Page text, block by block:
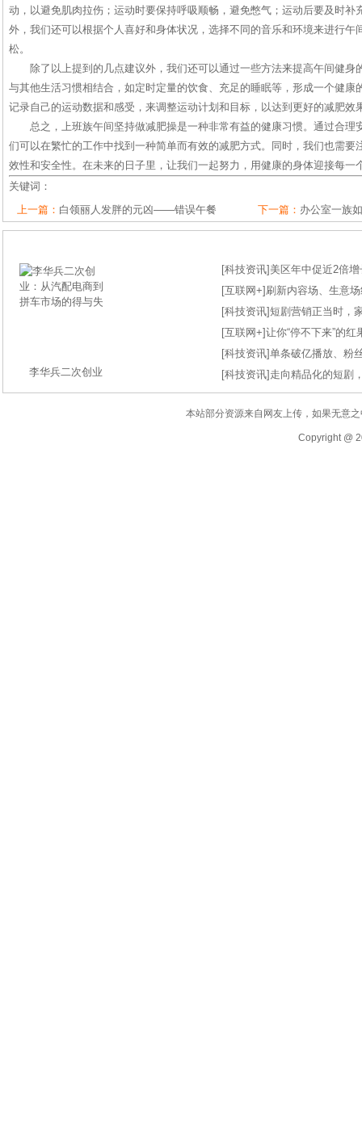
动，以避免肌肉拉伤；运动时要保持呼吸顺畅，避免憋气；运动后要及时补
外，我们还可以根据个人喜好和身体状况，选择不同的音乐和环境来进行午
松。
除了以上提到的几点建议外，我们还可以通过一些方法来提高午间健身
与其他生活习惯相结合，如定时定量的饮食、充足的睡眠等，形成一个健康
记录自己的运动数据和感受，来调整运动计划和目标，以达到更好的减肥效
总之，上班族午间坚持做减肥操是一种非常有益的健康习惯。通过合理
们可以在繁忙的工作中找到一种简单而有效的减肥方式。同时，我们也需要
效性和安全性。在未来的日子里，让我们一起努力，用健康的身体迎接每一
关键词：
上一篇： 白领丽人发胖的元凶——错误午餐 下一篇： 办公室一族
李华兵二次创业
[科技资讯] 美区年中促近2倍
[互联网+] 刷新内容场、生意
[科技资讯]短剧营销正当时，
[互联网+]让你“停不下来”的
[科技资讯]单条破亿播放、粉
[科技资讯] 走向精品化的短剧
本站部分资源来自网友上传，如果无意
Copyright @